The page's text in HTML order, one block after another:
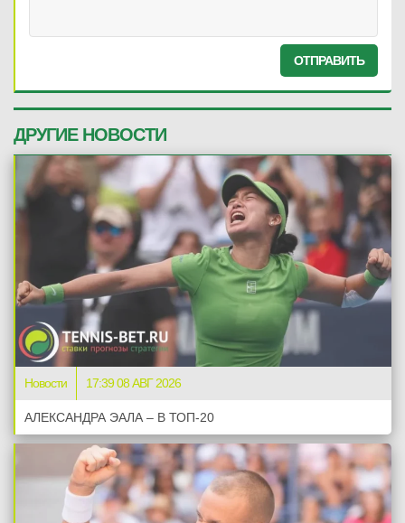
ОТПРАВИТЬ
ДРУГИЕ НОВОСТИ
Новости 17:39 08 АВГ 2026
АЛЕКСАНДРА ЭАЛА – В ТОП-20